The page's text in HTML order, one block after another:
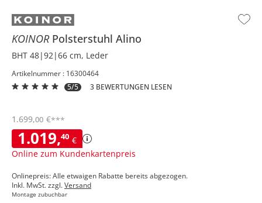
KOINOR Polsterstuhl Alino
BHT 48|92|66 cm, Leder
Artikelnummer : 16300464
5/5
3 BEWERTUNGEN LESEN
1.019,40 €
Online zum Kundenkartenpreis
1.699,00 €***
Onlinepreis: Alle etwaigen Rabatte bereits abgezogen.
Inkl. MwSt. zzgl.Versand
Montage zubuchbar